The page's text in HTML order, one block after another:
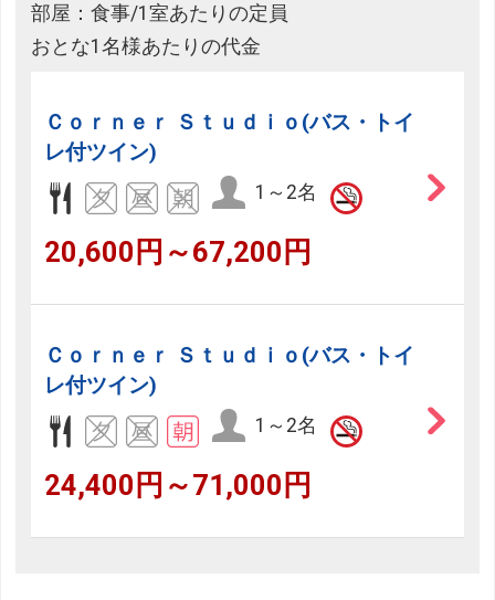
部屋：食事/1室あたりの定員
おとな1名様あたりの代金
Ｃｏｒｎｅｒ Ｓｔｕｄｉｏ(バス・トイ
レ付ツイン)
1～2名
20,600円～67,200円
Ｃｏｒｎｅｒ Ｓｔｕｄｉｏ(バス・トイ
レ付ツイン)
1～2名
24,400円～71,000円